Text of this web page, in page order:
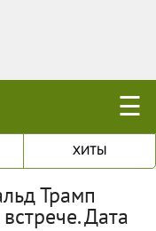
☰
ХИТЫ
Трамп
Дата